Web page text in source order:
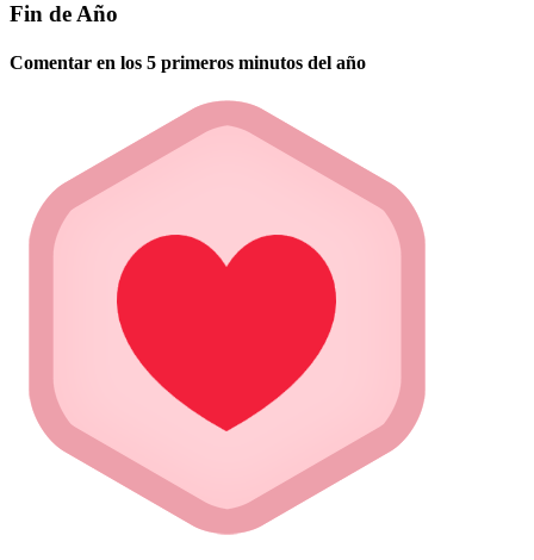
Fin de Año
Comentar en los 5 primeros minutos del año